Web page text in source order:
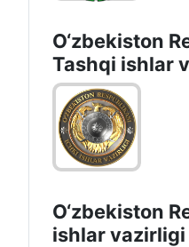
O‘zbеkistоn
Tashqi ishlаr
O‘zbеkiston
ishlаr vаzirligi